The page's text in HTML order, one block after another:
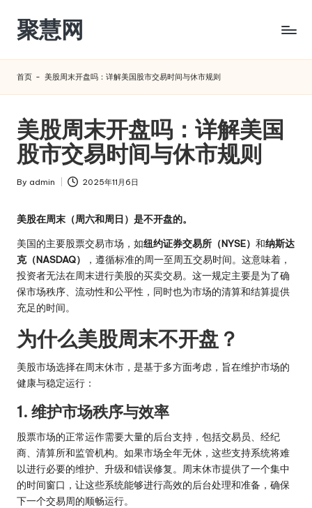
Skip
content
聚慧网
首页 - 美股周末开盘吗：详解美国股市交易时间与休市规则
美股周末开盘吗：详解美国
股市交易时间与休市规则
Posted
By admin 2025年11月6日
美股在周末（周六和周日）是不开盘的。
美国的主要股票交易市场，如纽约证券交易所（NYSE） 和纳斯达
克（NASDAQ）
，遵循标准的周一至周五交易时间。这意味着，
投资者无法在周末进行美股的买卖交易。这一规定主要是为了确
保市场秩序、流动性和公平性，同时也为市场的清算和结算提供
充足的时间。
为什么美股周末不开盘？
美股市场选择在周末休市，是基于多方面考虑，旨在维护市场的
健康与稳定运行：
1. 维护市场秩序与效率
股票市场的正常运作需要大量的后台支持，包括交易员、经纪
商、清算所和监管机构。如果市场全年无休，这些支持系统将难
以进行必要的维护、升级和错误修复。周末休市提供了一个集中
的时间窗口，让这些系统能够进行高效的后台处理和准备，确保
下一个交易周的顺畅运行。